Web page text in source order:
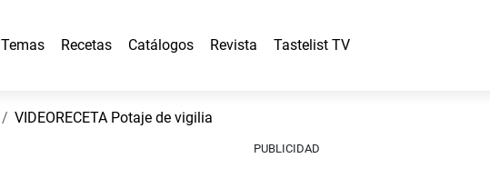
Temas Recetas Catálogos Revista Tastelist TV
VIDEORECETA Potaje de vigilia
PUBLICIDAD